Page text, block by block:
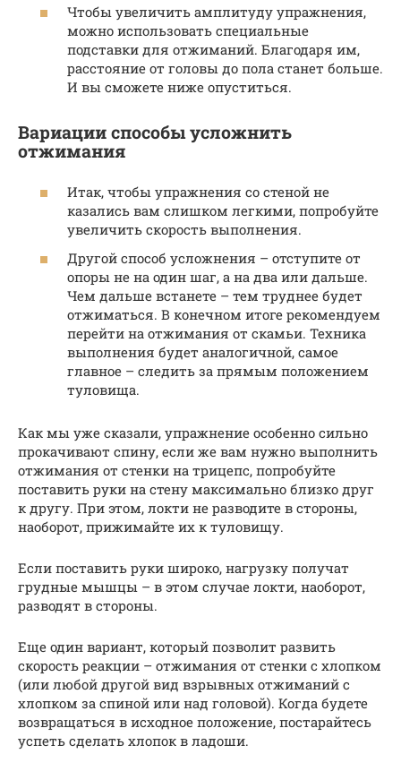
Чтобы увеличить амплитуду упражнения,
можно использовать специальные
подставки для отжиманий. Благодаря им,
расстояние от головы до пола станет больше.
И вы сможете ниже опуститься.
Вариации способы усложнить
отжимания
Итак, чтобы упражнения со стеной не
казались вам слишком легкими, попробуйте
увеличить скорость выполнения.
Другой способ усложнения – отступите от
опоры не на один шаг, а на два или дальше.
Чем дальше встанете – тем труднее будет
отжиматься. В конечном итоге рекомендуем
перейти на отжимания от скамьи. Техника
выполнения будет аналогичной, самое
главное – следить за прямым положением
туловища.
Как мы уже сказали, упражнение особенно сильно
прокачивают спину, если же вам нужно выполнить
отжимания от стенки на трицепс, попробуйте
поставить руки на стену максимально близко друг
к другу. При этом, локти не разводите в стороны,
наоборот, прижимайте их к туловищу.
Если поставить руки широко, нагрузку получат
грудные мышцы – в этом случае локти, наоборот,
разводят в стороны.
Еще один вариант, который позволит развить
скорость реакции – отжимания от стенки с хлопком
(или любой другой вид взрывных отжиманий с
хлопком за спиной или над головой). Когда будете
возвращаться в исходное положение, постарайтесь
успеть сделать хлопок в ладоши.